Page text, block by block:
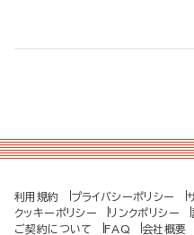
利用規約 プライバシーポリシー
クッキーポリシー
リンクポリシー
ご契約について
FAQ 会社概要